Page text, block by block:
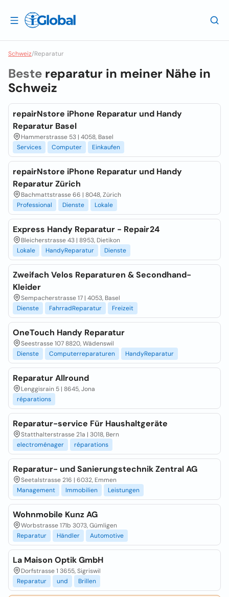
Schweiz/Reparatur
Beste reparatur in meiner Nähe in
Schweiz
repairNstore iPhone Reparatur und Handy
Reparatur Basel
Hammerstrasse 53 | 4058, Basel
Services
Computer Einkaufen
repairNstore iPhone Reparatur und Handy
Reparatur Zürich
Bachmattstrasse 66 | 8048, Zürich
Professional
Dienste Lokale
Express Handy Reparatur - Repair24
Bleicherstrasse 43 | 8953, Dietikon
Lokale
HandyReparatur Dienste
Zweifach Velos Reparaturen & Secondhand-
Kleider
Sempacherstrasse 17 | 4053, Basel
Dienste
FahrradReparatur Freizeit
OneTouch Handy Reparatur
Seestrasse 107 8820, Wädenswil
Dienste
Computerreparaturen HandyReparatur
Reparatur Allround
Lenggisrain 5 | 8645, Jona
réparations
Reparatur-service Für Haushaltgeräte
Statthalterstrasse 21a | 3018, Bern
electroménager
réparations
Reparatur- und Sanierungstechnik Zentral AG
Seetalstrasse 216 | 6032, Emmen
Management
Immobilien Leistungen
Wohnmobile Kunz AG
Worbstrasse 171b 3073, Gümligen
Reparatur
Händler Automotive
La Maison Optik GmbH
Dorfstrasse 1 3655, Sigriswil
Reparatur
und Brillen